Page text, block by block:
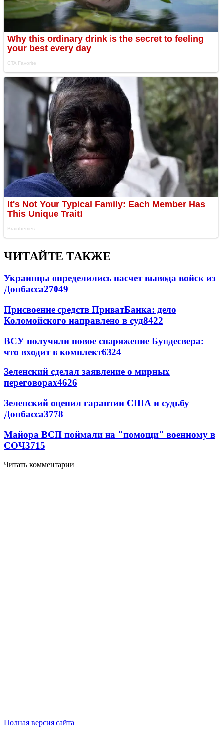
ЧИТАЙТЕ ТАКЖЕ
Украинцы определились насчет вывода войск из
Донбасса27049
Присвоение средств ПриватБанка: дело
Коломойского направлено в суд8422
ВСУ получили новое снаряжение Бундесвера:
что входит в комплект6324
Зеленский сделал заявление о мирных
переговорах4626
Зеленский оценил гарантии США и судьбу
Донбасса3778
Майора ВСП поймали на "помощи" военному в
СОЧ3715
Читать комментарии
Полная версия сайта